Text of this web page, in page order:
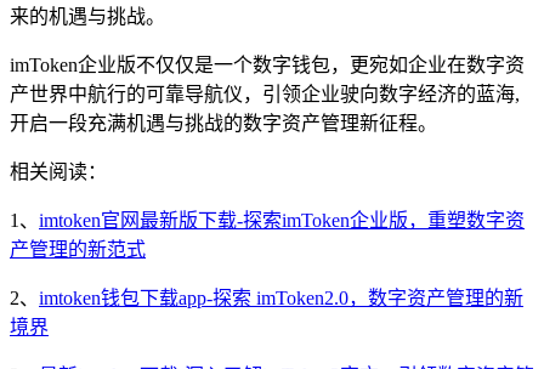
来的机遇与挑战。
imToken企业版不仅仅是一个数字钱包，更宛如企业在数字资
产世界中航行的可靠导航仪，引领企业驶向数字经济的蓝海,
开启一段充满机遇与挑战的数字资产管理新征程。
相关阅读：
1、 imtoken官网最新版下载-探索imToken企业版，重塑数字资
产管理的新范式
2、 imtoken钱包下载app-探索 imToken2.0，数字资产管理的新
境界